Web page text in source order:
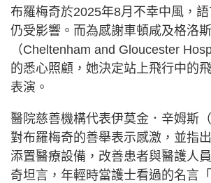
布羅梅奇於2025年8月不幸中風，
仍受影響。而為感謝車頓咸及格洛
（Cheltenham and Gloucester
的悉心照顧，她決定站上飛行中的
表演。
醫院慈善機構代表伊莫金．辛姆斯（
對布羅梅奇的善舉表示感激，並指
添置醫療設備，改善患者與醫護人
奇坦言，年輕時當護士看過的名言